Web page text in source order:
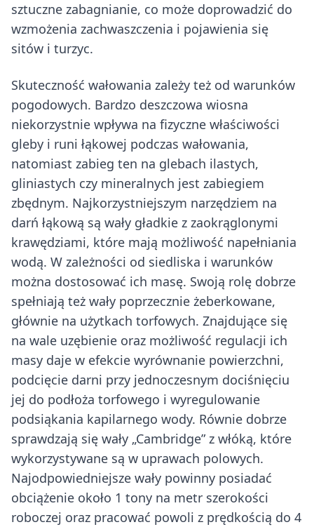
sztuczne zabagnianie, co może doprowadzić do
wzmożenia zachwaszczenia i pojawienia się
sitów i turzyc.
Skuteczność wałowania zależy też od warunków
pogodowych. Bardzo deszczowa wiosna
niekorzystnie wpływa na fizyczne właściwości
gleby i runi łąkowej podczas wałowania,
natomiast zabieg ten na glebach ilastych,
gliniastych czy mineralnych jest zabiegiem
zbędnym. Najkorzystniejszym narzędziem na
darń łąkową są wały gładkie z zaokrąglonymi
krawędziami, które mają możliwość napełniania
wodą. W zależności od siedliska i warunków
można dostosować ich masę. Swoją rolę dobrze
spełniają też wały poprzecznie żeberkowane,
głównie na użytkach torfowych. Znajdujące się
na wale uzębienie oraz możliwość regulacji ich
masy daje w efekcie wyrównanie powierzchni,
podcięcie darni przy jednoczesnym dociśnięciu
jej do podłoża torfowego i wyregulowanie
podsiąkania kapilarnego wody. Równie dobrze
sprawdzają się wały „Cambridge” z włóką, które
wykorzystywane są w uprawach polowych.
Najodpowiedniejsze wały powinny posiadać
obciążenie około 1 tony na metr szerokości
roboczej oraz pracować powoli z prędkością do 4